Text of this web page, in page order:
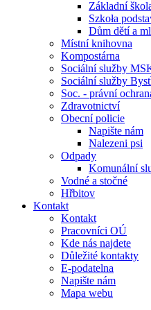
Základní
Szkoła
Dům dětí a
Místní knihovna
Kompostárna
Sociální služby
Sociální služby
Soc. - právní
Zdravotnictví
Obecní policie
Napište nám
Nalezeni psi
Odpady
Komunální
Vodné a stočné
Hřbitov
Kontakt
Kontakt
Pracovníci OÚ
Kde nás najdete
Důležité kontakty
E-podatelna
Napište nám
Mapa webu